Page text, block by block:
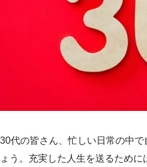
30代の皆さん、忙しい日常の中
ょう。充実した人生を送るため